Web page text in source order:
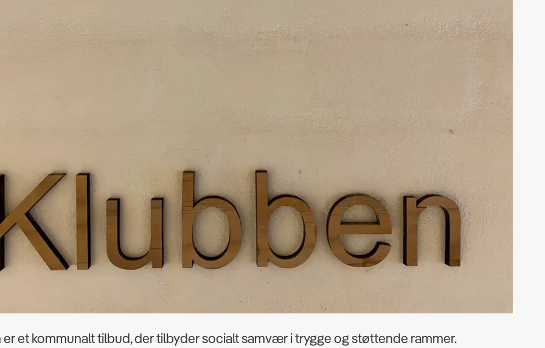
et kommunalt tilbud, der tilbyder socialt samvær i trygge og støttende rammer.